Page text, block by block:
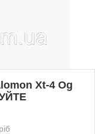
Xt-4 Og